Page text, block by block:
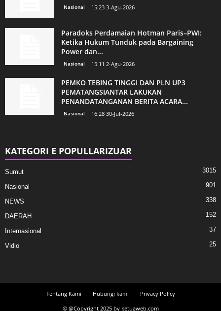
Nasional 15:23 3-Agu-2026
Paradoks Perdamaian Hotman Paris–PWI:
Ketika Hukum Tunduk pada Bargaining
Power dan...
Nasional 15:11 2-Agu-2026
PEMKO TEBING TINGGI DAN PLN UP3
PEMATANGSIANTAR LAKUKAN
PENANDATANGANAN BERITA ACARA...
Nasional 16:28 30-Jul-2026
KATEGORI E POPULLARIZUAR
Sumut 3015
Nasional 901
NEWS 338
DAERAH 152
Internasional 37
Vidio 25
Tentang Kami Hubungi kami
Privacy Policy
© @Copyright 2025 by ketuaweb.com